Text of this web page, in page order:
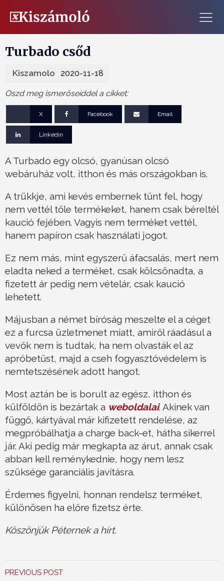
Turbado csőd
Kiszamolo 2020-11-18
Oszd meg ismerőseiddel a cikket:
X Facebook Email
Linkedin
A Turbado egy olcsó, gyanúsan olcsó
webáruház volt, itthon és más országokban is.
A trükkje, ami kevés embernek tűnt fel, hogy
nem vettél tőle termékeket, hanem csak béreltél
kaució fejében. Vagyis nem terméket vettél,
hanem papíron csak használati jogot.
Ez nem más, mint egyszerű áfacsalás, mert nem
eladta neked a terméket, csak kölcsönadta, a
fizetett ár pedig nem vételár, csak kaució
lehetett.
Májusban a német bíróság meszelte el a céget
ez a furcsa üzletmenet miatt, amiről ráadásul a
vevők nem is tudtak, ha nem olvasták el az
apróbetűst, majd a cseh fogyasztóvédelem is
nemtetszésének adott hangot.
Most aztán be is borult az egész, itthon és
külföldön is bezártak a weboldalai. Akinek van
függő, kártyával már kifizetett rendelése, az
megpróbálhatja a charge back-et, hátha sikerrel
jár. Aki pedig már megkapta az árut, annak csak
abban kell reménykednie, hogy nem lesz
szüksége garanciális javításra.
Érdemes figyelni, honnan rendelsz terméket,
különösen ha előre fizetsz érte.
Köszönjük Péternek a hírt.
PREVIOUS POST